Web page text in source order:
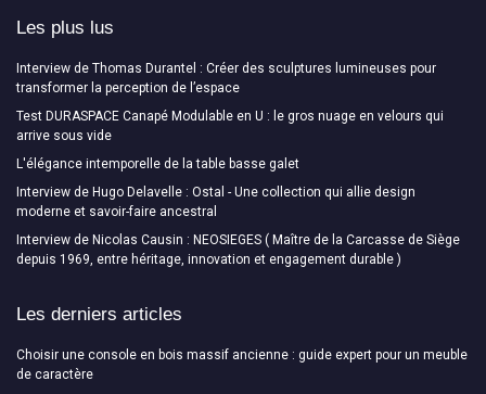
Les plus lus
Interview de Thomas Durantel : Créer des sculptures lumineuses pour
transformer la perception de l’espace
Test DURASPACE Canapé Modulable en U : le gros nuage en velours qui
arrive sous vide
L'élégance intemporelle de la table basse galet
Interview de Hugo Delavelle : Ostal - Une collection qui allie design
moderne et savoir-faire ancestral
Interview de Nicolas Causin : NEOSIEGES ( Maître de la Carcasse de Siège
depuis 1969, entre héritage, innovation et engagement durable )
Les derniers articles
Choisir une console en bois massif ancienne : guide expert pour un meuble
de caractère